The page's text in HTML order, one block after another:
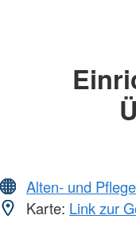
Alten- und
Karte: Link zur